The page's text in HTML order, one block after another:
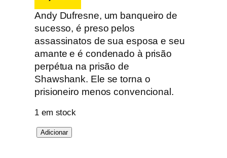
Andy Dufresne, um banqueiro de
sucesso, é preso pelos
assassinatos de sua esposa e seu
amante e é condenado à prisão
perpétua na prisão de
Shawshank. Ele se torna o
prisioneiro menos convencional.
1 em stock
QAdicionar